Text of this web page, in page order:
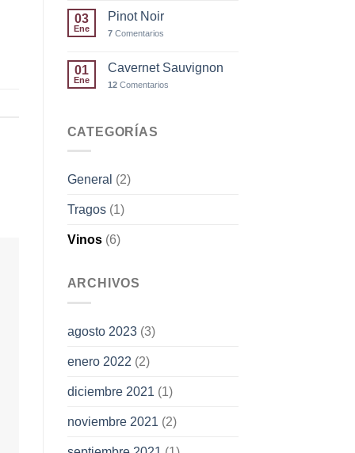
03
Ene
Pinot Noir
7Comentarios
01
Ene
Cavernet Sauvignon
12Comentarios
CATEGORÍAS
General (2)
Tragos(1)
Vinos(6)
ARCHIVOS
agosto 2023(3)
enero 2022 (2)
diciembre 2021 (1)
noviembre 2021 (2)